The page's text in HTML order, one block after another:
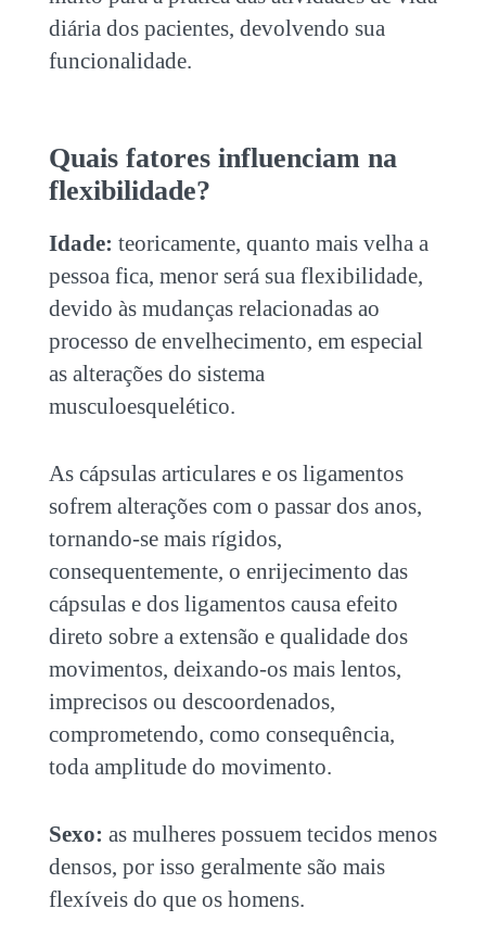
diária dos pacientes, devolvendo sua
funcionalidade.
Quais fatores influenciam na
flexibilidade?
Idade: teoricamente, quanto mais velha a
pessoa fica, menor será sua flexibilidade,
devido às mudanças relacionadas ao
processo de envelhecimento, em especial
as alterações do sistema
musculoesquelético.
As cápsulas articulares e os ligamentos
sofrem alterações com o passar dos anos,
tornando-se mais rígidos,
consequentemente, o enrijecimento das
cápsulas e dos ligamentos causa efeito
direto sobre a extensão e qualidade dos
movimentos, deixando-os mais lentos,
imprecisos ou descoordenados,
comprometendo, como consequência,
toda amplitude do movimento.
Sexo: as mulheres possuem tecidos menos
densos, por isso geralmente são mais
flexíveis do que os homens.